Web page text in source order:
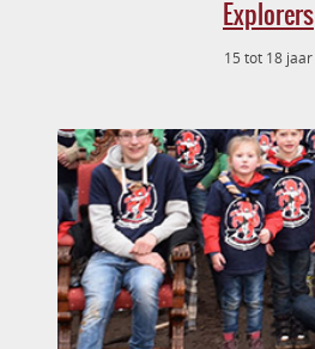
Explorers
15 tot 18 jaar